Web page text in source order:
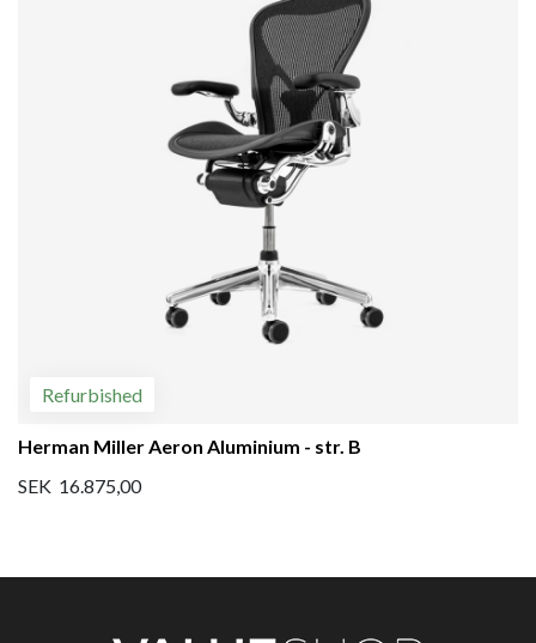
Refurbished
Herman Miller Aeron Aluminium - str. B
SEK 16.875,00